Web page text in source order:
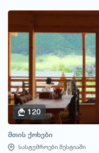
120
მთის ქოხები
სასტუმროები მესტიაში